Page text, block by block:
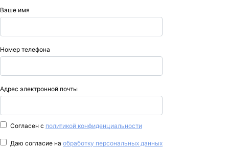
Ваше имя
Номер телефона
Адрес электронной почты
Согласен с политикой конфиденциальности
Даю согласие на обработку персональных данных